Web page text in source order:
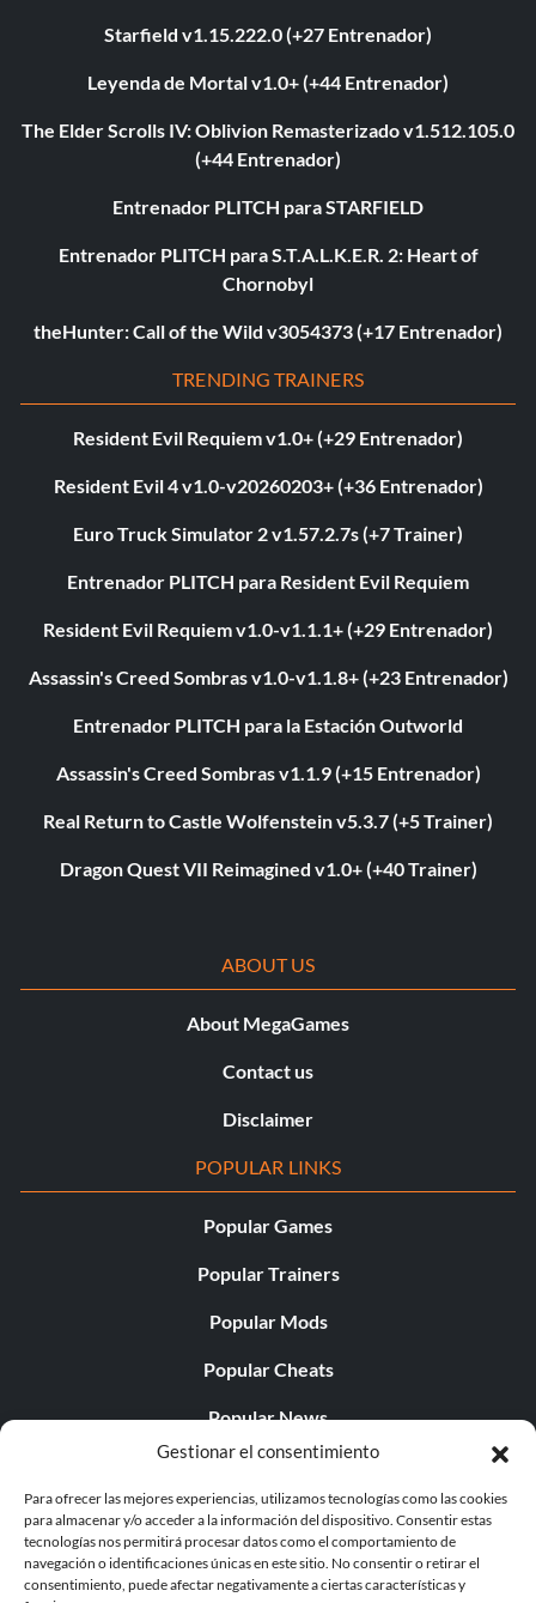
Gestionar el consentimiento
Para ofrecer las mejores experiencias, utilizamos tecnologías como las cookies
para almacenar y/o acceder a la información del dispositivo. Consentir estas
tecnologías nos permitirá procesar datos como el comportamiento de
navegación o identificaciones únicas en este sitio. No consentir o retirar el
consentimiento, puede afectar negativamente a ciertas características y
Starfield v1.15.222.0 (+27 Entrenador)
Leyenda de Mortal v1.0+ (+44 Entrenador)
The Elder Scrolls IV: Oblivion Remasterizado v1.512.105.0
(+44 Entrenador)
Entrenador PLITCH para STARFIELD
Entrenador PLITCH para S.T.A.L.K.E.R. 2: Heart of
Chornobyl
theHunter: Call of the Wild v3054373 (+17 Entrenador)
TRENDING TRAINERS
Resident Evil Requiem v1.0+ (+29 Entrenador)
Resident Evil 4 v1.0-v20260203+ (+36 Entrenador)
Euro Truck Simulator 2 v1.57.2.7s (+7 Trainer)
Entrenador PLITCH para Resident Evil Requiem
Resident Evil Requiem v1.0-v1.1.1+ (+29 Entrenador)
Assassin's Creed Sombras v1.0-v1.1.8+ (+23 Entrenador)
Entrenador PLITCH para la Estación Outworld
Assassin's Creed Sombras v1.1.9 (+15 Entrenador)
Real Return to Castle Wolfenstein v5.3.7 (+5 Trainer)
Dragon Quest VII Reimagined v1.0+ (+40 Trainer)
ABOUT US
About MegaGames
Contact us
Disclaimer
POPULAR LINKS
Popular Games
Popular Trainers
Popular Mods
Popular Cheats
Popular News
Popular Editorials
Popular Free Games
LATEST UPDATES